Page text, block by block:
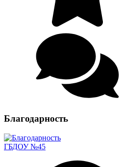
Благодарность
ГБДОУ №45